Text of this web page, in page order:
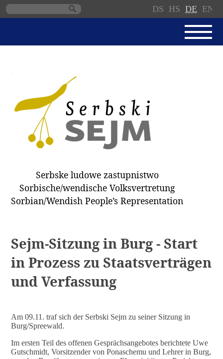
DS HS DE EN
SERBSKI SEJM
GESCHÄFTSORDNUNG
PROTOKOLLE / BESCHLÜSSE
SPENDEN
ABGEORDNETE
AUSSCHÜSSE
Serbske ludowe zastupnistwo
Sorbische/wendische Volksvertretung
Sorbian/Wendish People’s Representation
Sejm-Sitzung in Burg - Start
in Prozess zu Staatsverträgen
und Verfassung
Am 09.11. traf sich der Serbski Sejm zu seiner Sitzung in
Burg/Spreewald.
Im ersten Teil des offenen Gesprächsangebotes berichtete Uwe
Gutschmidt, Vorsitzender von Ponaschemu und Lehrer in Burg,